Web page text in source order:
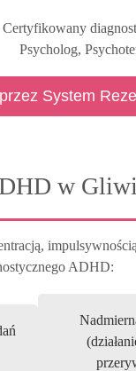
Certyfikowany
Psycholog,
System
w
ADHD: